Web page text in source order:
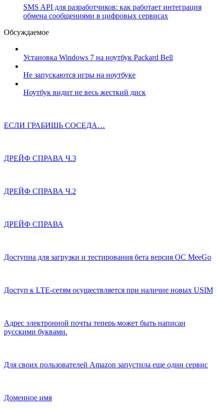
SMS API для разработчиков: как работает интеграция
обмена сообщениями в цифровых сервисах
Обсуждаемое
Установка Windows 7 на ноутбук Packard Bell
Не запускаются игры на ноутбуке
Ноутбук видит не весь жесткий диск
ЕСЛИ ГРАБИШЬ СОСЕДА…
ДРЕЙФ СПРАВА Ч.3
ДРЕЙФ СПРАВА Ч.2
ДРЕЙФ СПРАВА
Доступна для загрузки и тестирования бета версия ОС MeeGo
Доступ к LTE-сетям осуществляется при наличие новых USIM
Адрес электронной почты теперь может быть написан
русскими буквами.
Для своих пользователей Amazon запустила еще один сервис
Доменное имя